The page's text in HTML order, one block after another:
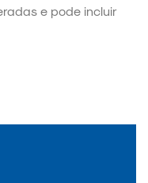
e pode incluir